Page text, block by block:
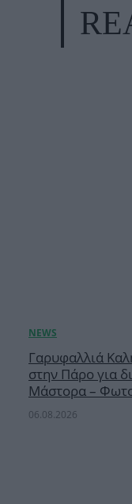
Γαρυφαλλιά
στην Πάρο για
Μάστορα –
06.08.2026